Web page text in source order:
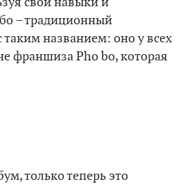
– традиционный
таким названием: оно у всех
франшиза Pho bo, которая
только теперь это